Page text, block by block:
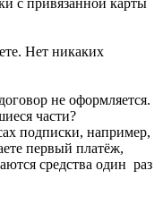
с привязанной карты
Нет никаких
не оформляется.
части?
подписки, например,
первый платёж,
средства один раз